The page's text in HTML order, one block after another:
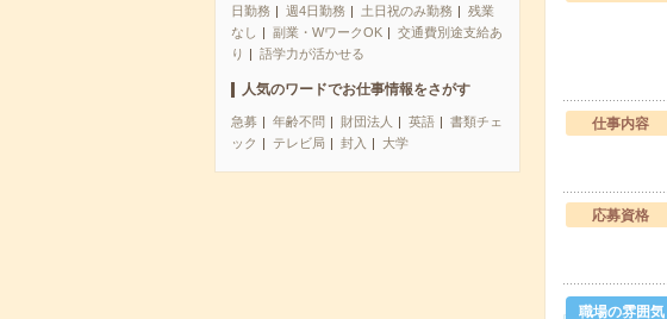
日勤務
週4日勤務 土日祝のみ勤務
残業
なし
副業・WワークOK
交通費別途支給あ
り
語学力が活かせる
人気のワードでお仕事情報をさがす
急募 年齢不問 財団法人 英語
書類チェ
ック
テレビ局 封入 大学
仕事内容
応募資格
職場の雰囲気